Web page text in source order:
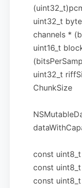
uint32_t
channels *
uint16_t
uint32_t
ChunkSize
const
const
const